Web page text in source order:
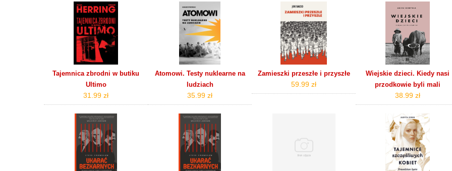
Tajemnica zbrodni w butiku
Ultimo
31.99 zł
Atomowi. Testy nuklearne na
ludziach
35.99 zł
Zamieszki przeszłe i przyszłe
59.99 zł
Wiejskie dzieci. Kiedy nasi
przodkowie byli mali
38.99 zł